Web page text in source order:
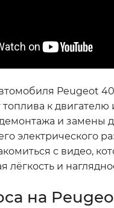
Peugeot
топлива к
и замены
электрического
с видео,
и
на